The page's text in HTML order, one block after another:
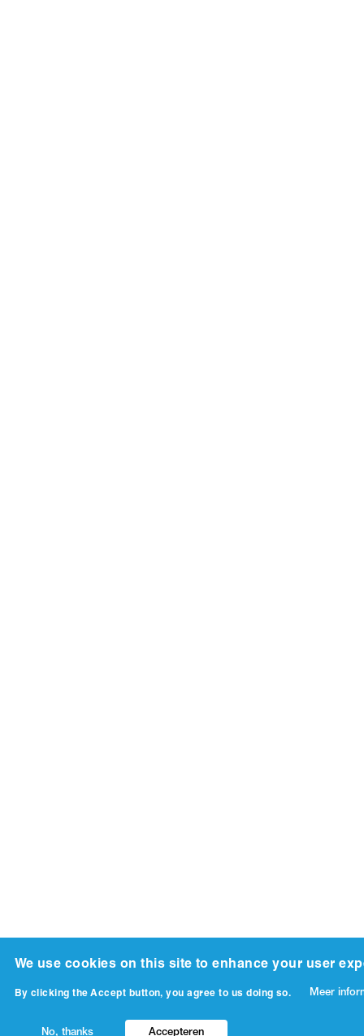
We use cookies on this site to enhance your user
By clicking the Accept button, you agree to us doing so. Meer
No, thanks Accepteren